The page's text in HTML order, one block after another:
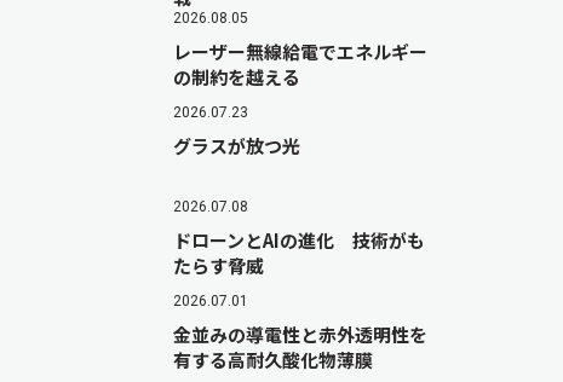
2026.08.05
レーザー無線給電でエネルギー
の制約を越える
2026.07.23
グラスが放つ光
2026.07.08
ドローンとAIの進化 技術がも
たらす脅威
2026.07.01
金並みの導電性と赤外透明性を
有する高耐久酸化物薄膜